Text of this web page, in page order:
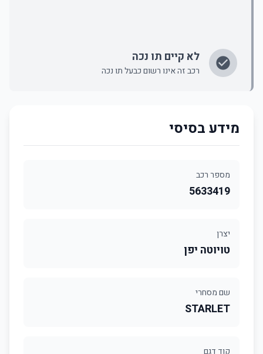
לא קיים תו נכה
רכב זה אינו רשום כבעל תו נכה
מידע בסיסי
מספר רכב
5633419
יצרן
טויוטה יפן
שם מסחרי
STARLET
קוד דגם